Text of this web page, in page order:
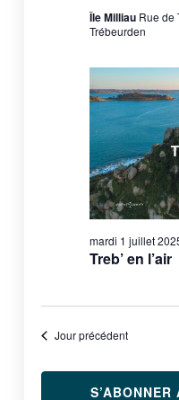
Île Milliau Rue de
Trébeurden
Treb’ en l’air
mardi 1 juillet
Jour précédent